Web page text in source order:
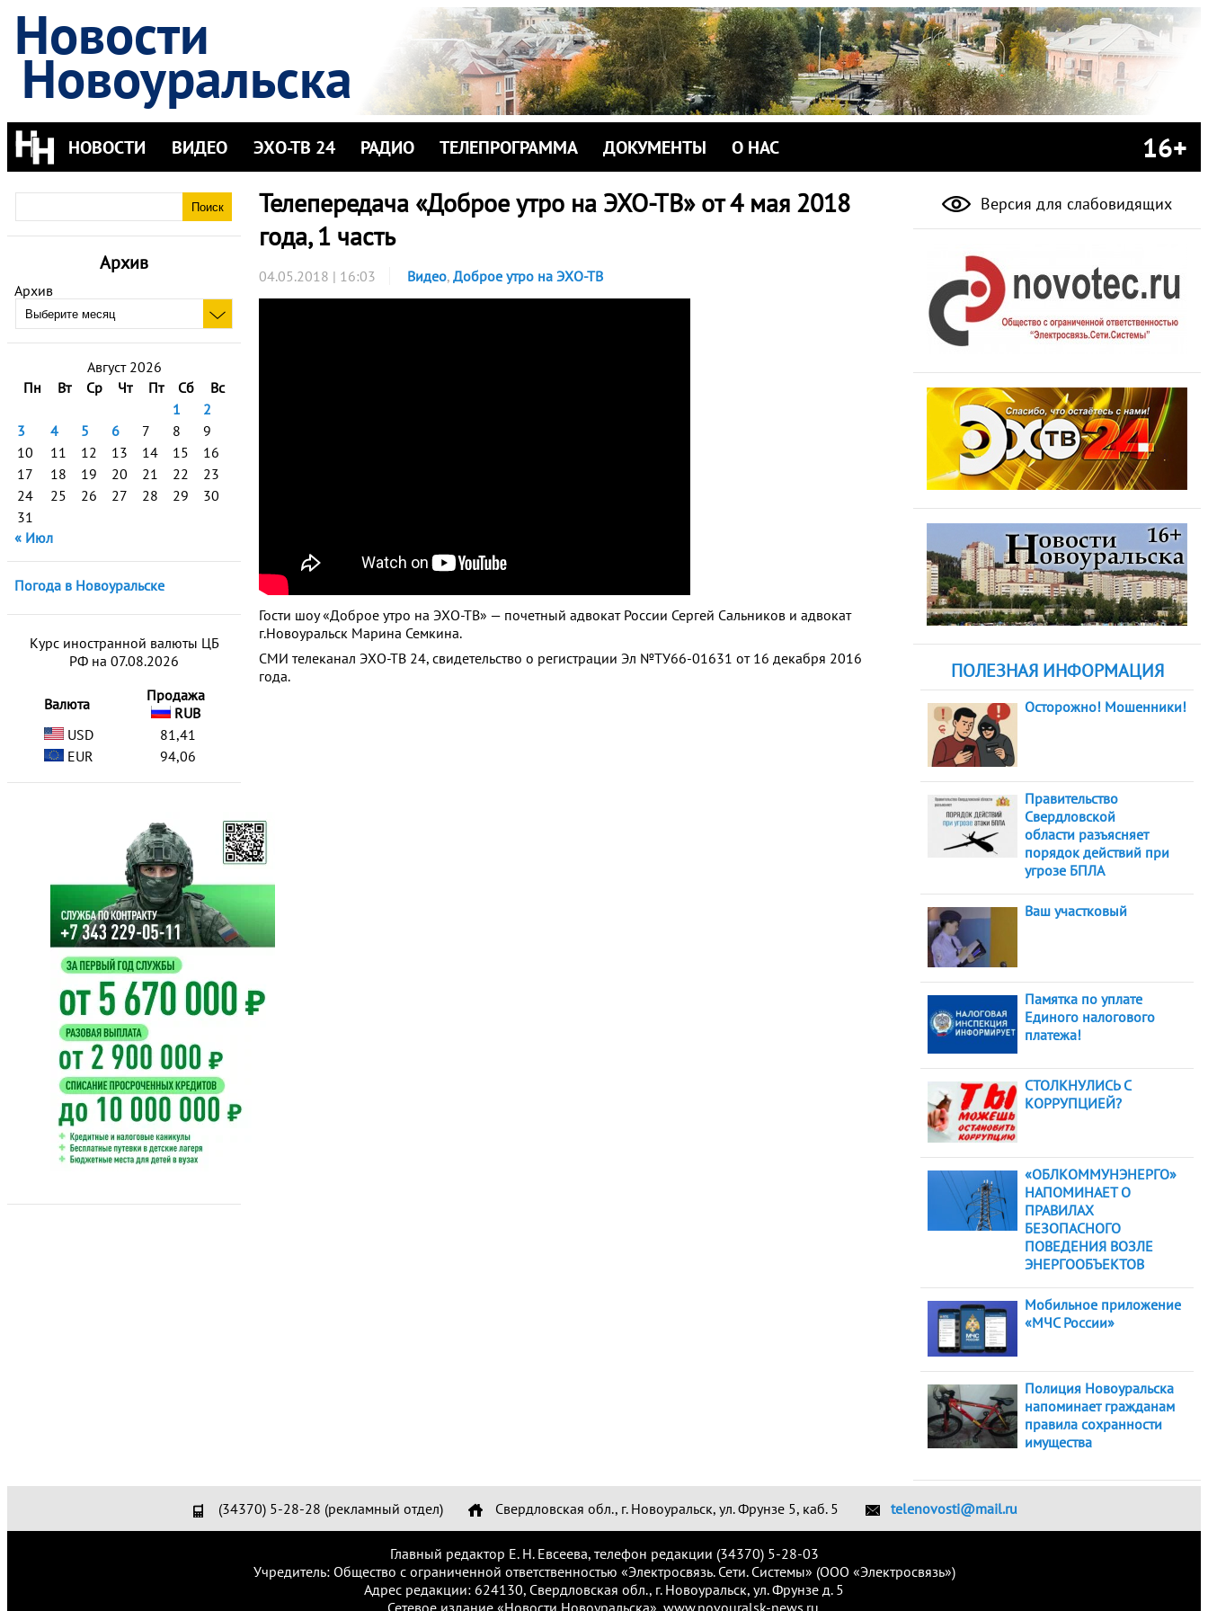
Новости
Новоуральска
НОВОСТИ ВИДЕО ЭХО-ТВ 24 РАДИО ТЕЛЕПРОГРАММА ДОКУМЕНТЫ О НАС 16+
Архив
Архив
Август 2026
Пн
Вт Ср Чт Пт Сб
Вс
1
2
3
4 5 6 7 8
9
10
11 12 13 14 15
16
17
18 19 20 21 22
23
24
25 26 27 28 29
30
31
« Июл
Погода в Новоуральске
Курс иностранной валюты ЦБ
РФ на 07.08.2026
Валюта
Продажа
RUB
USD
81,41
EUR
94,06
Телепередача «Доброе утро на ЭХО-ТВ» от 4 мая 2018
года, 1 часть
04.05.2018 | 16:03 Видео, Доброе утро на ЭХО-ТВ
Гости шоу «Доброе утро на ЭХО-ТВ» — почетный адвокат России Сергей Сальников и адвокат
г.Новоуральск Марина Семкина.
СМИ телеканал ЭХО-ТВ 24, свидетельство о регистрации Эл №ТУ66-01631 от 16 декабря 2016
года.
Версия для слабовидящих
ПОЛЕЗНАЯ ИНФОРМАЦИЯ
Осторожно! Мошенники!
Правительство
Свердловской
области разъясняет
порядок действий при
угрозе БПЛА
Ваш участковый
Памятка по уплате
Единого налогового
платежа!
СТОЛКНУЛИСЬ С
КОРРУПЦИЕЙ?
«ОБЛКОММУНЭНЕРГО»
НАПОМИНАЕТ О
ПРАВИЛАХ
БЕЗОПАСНОГО
ПОВЕДЕНИЯ ВОЗЛЕ
ЭНЕРГООБЪЕКТОВ
Мобильное приложение
«МЧС России»
Полиция Новоуральска
напоминает гражданам
правила сохранности
имущества
(34370) 5-28-28 (рекламный отдел) Свердловская обл., г. Новоуральск, ул. Фрунзе 5, каб. 5 telenovosti@mail.ru
Главный редактор Е. Н. Евсеева, телефон редакции (34370) 5-28-03
Учредитель: Общество с ограниченной ответственностью «Электросвязь. Сети. Системы» (ООО «Электросвязь»)
Адрес редакции: 624130, Свердловская обл., г. Новоуральск, ул. Фрунзе д. 5